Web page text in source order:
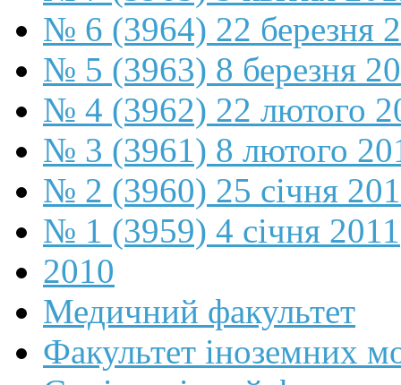
№ 6 (3964) 22 березня
№ 5 (3963) 8 березня
№ 4 (3962) 22 лютого
№ 3 (3961) 8 лютого
№ 2 (3960) 25 січня
№ 1 (3959) 4 січня 2011
2010
Медичний факультет
Факультет іноземних